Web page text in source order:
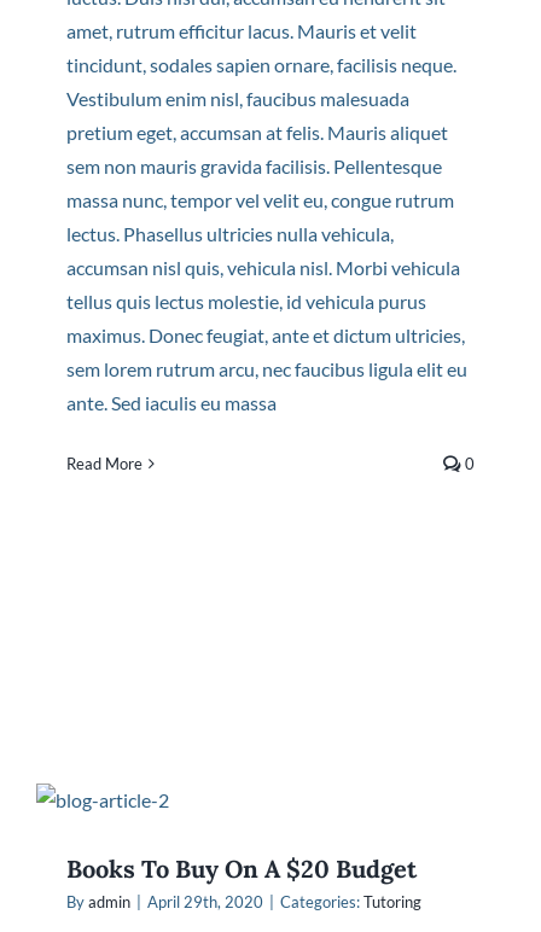
amet, rutrum efficitur lacus. Mauris et velit
tincidunt, sodales sapien ornare, facilisis neque.
Vestibulum enim nisl, faucibus malesuada
pretium eget, accumsan at felis. Mauris aliquet
sem non mauris gravida facilisis. Pellentesque
massa nunc, tempor vel velit eu, congue rutrum
lectus. Phasellus ultricies nulla vehicula,
accumsan nisl quis, vehicula nisl. Morbi vehicula
tellus quis lectus molestie, id vehicula purus
maximus. Donec feugiat, ante et dictum ultricies,
sem lorem rutrum arcu, nec faucibus ligula elit eu
ante. Sed iaculis eu massa
Read More 0
Books To Buy On A $20 Budget
Byadmin April 29th, 2020 Categories:Tutoring